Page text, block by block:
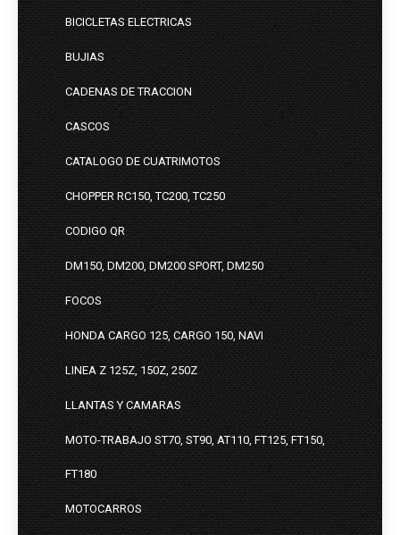
BICICLETAS ELECTRICAS
BUJIAS
CADENAS DE TRACCION
CASCOS
CATALOGO DE CUATRIMOTOS
CHOPPER RC150, TC200, TC250
CODIGO QR
DM150, DM200, DM200 SPORT, DM250
FOCOS
HONDA CARGO 125, CARGO 150, NAVI
LINEA Z 125Z, 150Z, 250Z
LLANTAS Y CAMARAS
MOTO-TRABAJO ST70, ST90, AT110, FT125, FT150,
FT180
MOTOCARROS